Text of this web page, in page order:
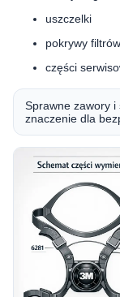
uszczelki
pokrywy filtrów
części
Sprawne zawory i
znaczenie dla